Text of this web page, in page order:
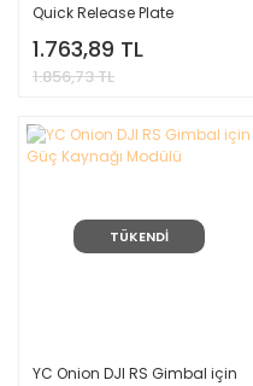
Quick Release Plate
1.763,89 TL
1.856,73 TL
TÜKENDİ
YC Onion DJI RS Gimbal için